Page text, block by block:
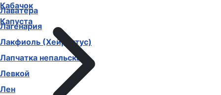
Лаватера
Лагенария
Лакфиоль (Хейрантус)
Лапчатка непальская
Левкой
Лен
Кабачок
Капуста